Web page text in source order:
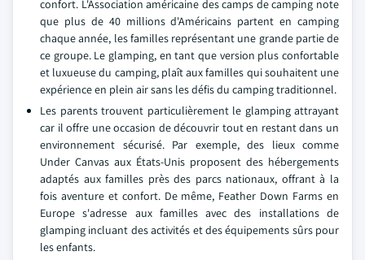
confort. L'Association américaine des camps de camping note
que plus de 40 millions d'Américains partent en camping
chaque année, les familles représentant une grande partie de
ce groupe. Le glamping, en tant que version plus confortable
et luxueuse du camping, plaît aux familles qui souhaitent une
expérience en plein air sans les défis du camping traditionnel.
Les parents trouvent particulièrement le glamping attrayant
car il offre une occasion de découvrir tout en restant dans un
environnement sécurisé. Par exemple, des lieux comme
Under Canvas aux États-Unis proposent des hébergements
adaptés aux familles près des parcs nationaux, offrant à la
fois aventure et confort. De même, Feather Down Farms en
Europe s'adresse aux familles avec des installations de
glamping incluant des activités et des équipements sûrs pour
les enfants.